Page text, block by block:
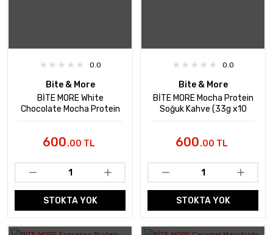
0.0
Bite & More
BİTE MORE White
Chocolate Mocha Protein
600.00 TL
STOKTA YOK
0.0
Bite & More
BİTE MORE Mocha Protein
Soğuk Kahve (33g x10
600.00 TL
STOKTA YOK